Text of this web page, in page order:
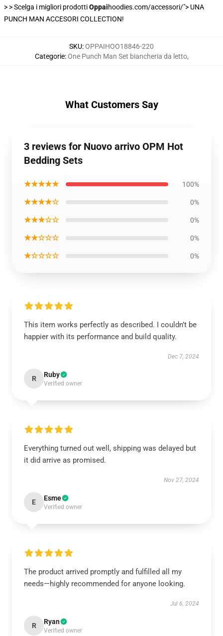
> >Scelga i migliori prodottiOppaihoodies.com/accessori/"> UNA
PUNCH MAN ACCESORI COLLECTION!
SKU:OPPAIHOO18846-220
Categorie:One Punch Man Set biancheria da letto,
What Customers Say
3 reviews for Nuovo arrivo OPM Hot
Bedding Sets
★★★★★ 100%
★★★★☆ 0%
★★★☆☆ 0%
★★☆☆☆ 0%
★☆☆☆☆ 0%
This item works perfectly as described. I couldn’t be
happier with its performance and build quality.
Dec 7, 2024
R Ruby
Verified owner
Everything turned out well, shipping was delayed but
it did arrive as promised.
Nov 27, 2024
E Esme
Verified owner
The product arrived promptly and fulfilled all my
needs—highly recommended for anyone looking.
Jul 6, 2024
R Ryan
Verified owner